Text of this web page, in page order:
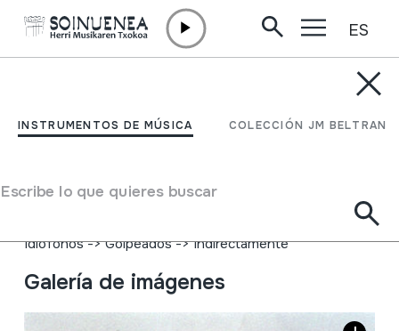
INSTRUMENTOS DE MÚSICA COLECCIÓN JM BELTRAN
Escribe lo que quieres buscar
ES
KILIKALASKA
Juan Mari Beltran Argiñena: Etxarri Aranazeko Eugenio
Idiófonos->Golpeados->Indirectamente
Galería de imágenes